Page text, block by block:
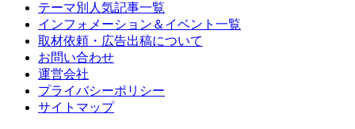
テーマ別人気記事一覧
インフォメーション＆イベント一覧
取材依頼・広告出稿について
お問い合わせ
運営会社
プライバシーポリシー
サイトマップ